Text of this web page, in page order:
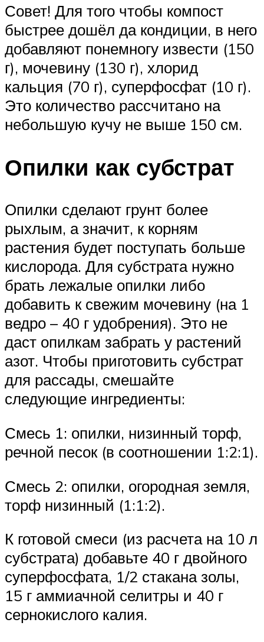
Совет! Для того чтобы компост
быстрее дошёл да кондиции, в него
добавляют понемногу извести (150
г), мочевину (130 г), хлорид
кальция (70 г), суперфосфат (10 г).
Это количество рассчитано на
небольшую кучу не выше 150 см.
Опилки как субстрат
Опилки сделают грунт более
рыхлым, а значит, к корням
растения будет поступать больше
кислорода. Для субстрата нужно
брать лежалые опилки либо
добавить к свежим мочевину (на 1
ведро – 40 г удобрения). Это не
даст опилкам забрать у растений
азот. Чтобы приготовить субстрат
для рассады, смешайте
следующие ингредиенты:
Смесь 1: опилки, низинный торф,
речной песок (в соотношении 1:2:1).
Смесь 2: опилки, огородная земля,
торф низинный (1:1:2).
К готовой смеси (из расчета на 10 л
субстрата) добавьте 40 г двойного
суперфосфата, 1/2 стакана золы,
15 г аммиачной селитры и 40 г
сернокислого калия.